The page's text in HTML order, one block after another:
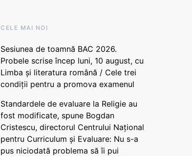
CELE MAI NOI
Sesiunea de toamnă BAC 2026.
Probele scrise încep luni, 10 august, cu
Limba și literatura română / Cele trei
condiții pentru a promova examenul
Standardele de evaluare la Religie au
fost modificate, spune Bogdan
Cristescu, directorul Centrului Național
pentru Curriculum și Evaluare: Nu s-a
pus niciodată problema să îi pui